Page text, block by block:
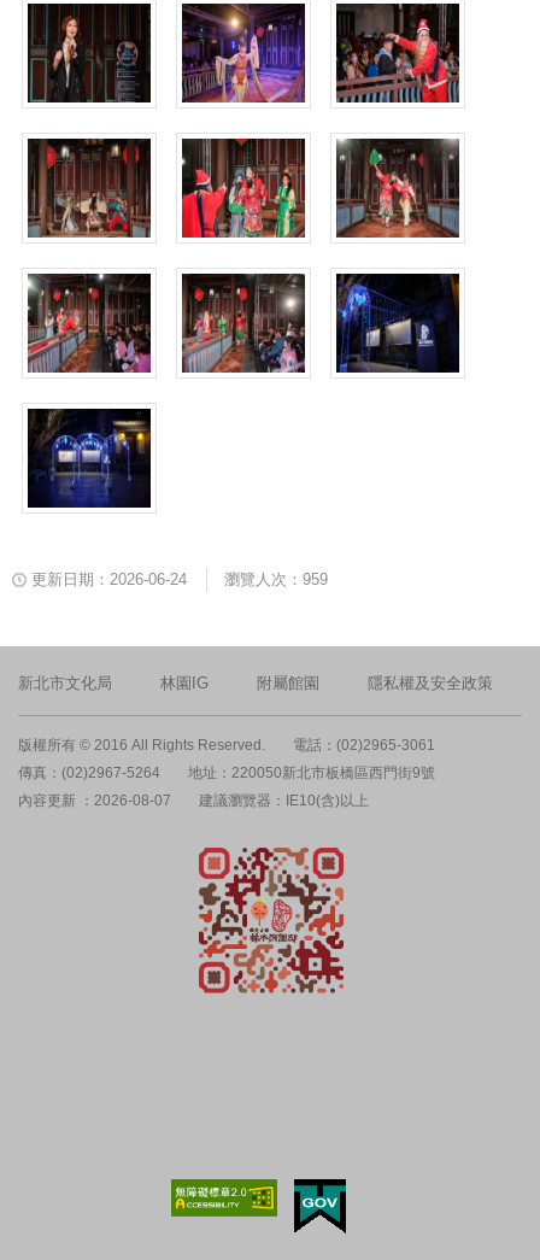
更新日期：2026-06-24 瀏覽人次：959
新北市文化局 林園IG 附屬館園 隱私權及安全政策
版權所有 © 2016 All Rights Reserved.
電話：(02)2965-3061
傳真：(02)2967-5264
地址：220050新北市板橋區西門街9號
內容更新 ：2026-08-07
建議瀏覽器：IE10(含)以上